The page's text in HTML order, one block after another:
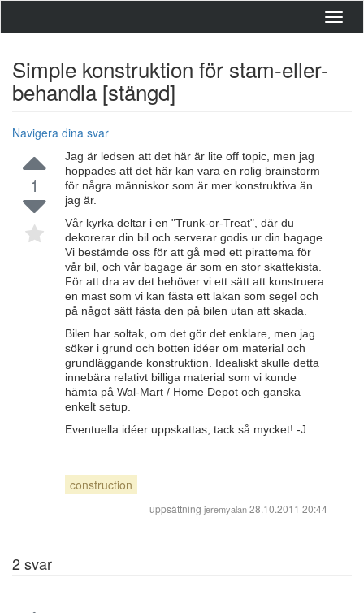
Simple konstruktion för stam-eller-
behandla [stängd]
Navigera dina svar
1
Jag är ledsen att det här är lite off topic, men jag
hoppades att det här kan vara en rolig brainstorm
för några människor som är mer konstruktiva än
jag är.
Vår kyrka deltar i en "Trunk-or-Treat", där du
dekorerar din bil och serverar godis ur din bagage.
Vi bestämde oss för att gå med ett pirattema för
vår bil, och vår bagage är som en stor skattekista.
För att dra av det behöver vi ett sätt att konstruera
en mast som vi kan fästa ett lakan som segel och
på något sätt fästa den på bilen utan att skada.
Bilen har soltak, om det gör det enklare, men jag
söker i grund och botten idéer om material och
grundläggande konstruktion. Idealiskt skulle detta
innebära relativt billiga material som vi kunde
hämta på Wal-Mart / Home Depot och ganska
enkelt setup.
Eventuella idéer uppskattas, tack så mycket! -J
construction
uppsättning jeremyalan28.10.2011 20:44
2svar